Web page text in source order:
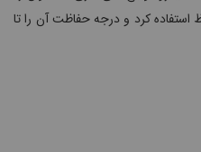
کرد و درجه حفاظت آن را تا